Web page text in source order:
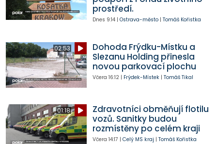
prostředí.
Dnes 9:14| Ostrava-město| Tomáš Kořistka
02:53
Dohoda Frýdku-Místku a
Slezanu Holding přinesla
novou parkovací plochu
Včera 16:12| Frýdek-Místek| Tomáš Tikal
01:18
Zdravotníci obměňují flotilu
vozů. Sanitky budou
rozmístěny po celém kraji
Včera 14:17 | Celý MS kraj | Tomáš Kořistka